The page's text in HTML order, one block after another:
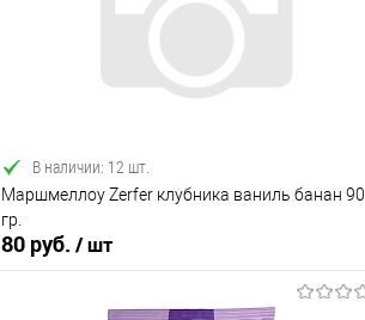
В наличии: 12 шт.
Маршмеллоу Zerfer клубника ваниль банан 90
гр.
80 руб. / шт